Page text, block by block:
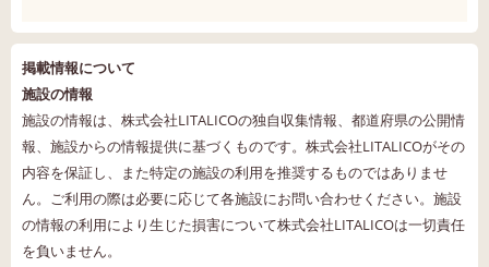
掲載情報について
施設の情報
施設の情報は、株式会社LITALICOの独自収集情報、都道府県の公開情
報、施設からの情報提供に基づくものです。株式会社LITALICOがその
内容を保証し、また特定の施設の利用を推奨するものではありませ
ん。ご利用の際は必要に応じて各施設にお問い合わせください。施設
の情報の利用により生じた損害について株式会社LITALICOは一切責任
を負いません。